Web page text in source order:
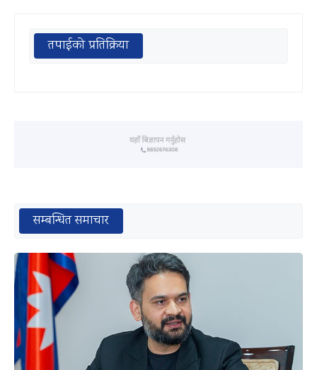
तपाईको प्रतिक्रिया
सम्बन्धित समाचार